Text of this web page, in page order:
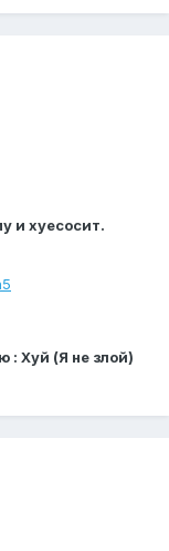
и хуесосит.
Хуй (Я не злой)